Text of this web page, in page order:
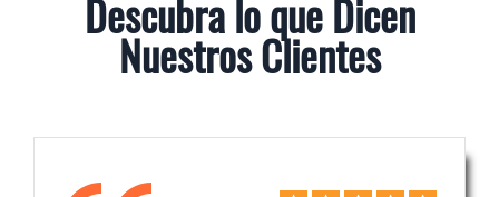
Descubra lo que Dicen
Nuestros Clientes